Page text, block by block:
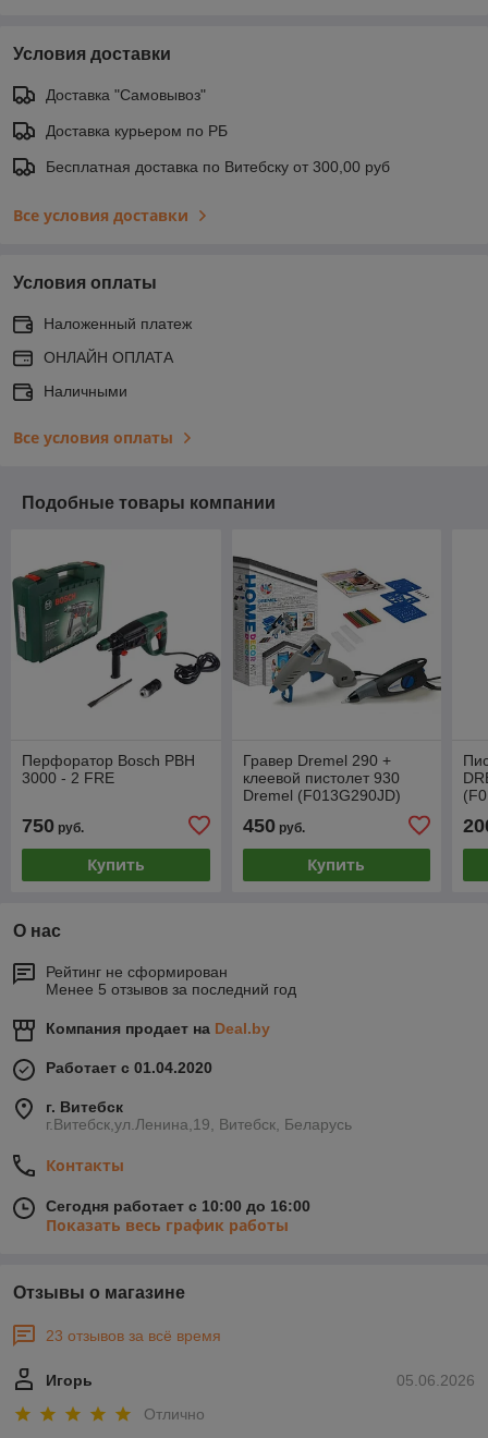
Условия доставки
Доставка "Самовывоз"
Доставка курьером по РБ
Бесплатная доставка по Витебску от 300,00 руб
Все условия доставки
Условия оплаты
Наложенный платеж
ОНЛАЙН ОПЛАТА
Наличными
Все условия оплаты
Подобные товары компании
Перфоратор Bosch PBH
3000 - 2 FRE
750 руб.
Купить
Гравер Dremel 290 +
клеевой пистолет 930
Dremel (F013G290JD)
450руб.
Купить
О нас
Рейтинг не сформирован
Менее 5 отзывов за последний год
Компания продает на Deal.by
Работает с 01.04.2020
г. Витебск
г.Витебск,ул.Ленина,19, Витебск, Беларусь
Контакты
Сегодня работает с 10:00 до 16:00
Показать весь график работы
Отзывы о магазине
23 отзывов за всё время
05.06.2026
Игорь
Отлично